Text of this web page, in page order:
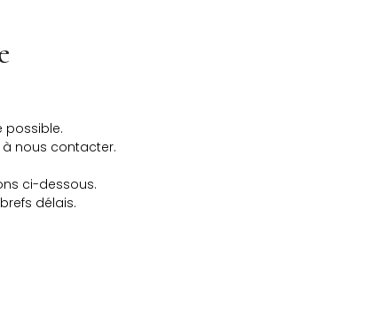
possible.
à nous contacter.
ci-dessous.
délais.